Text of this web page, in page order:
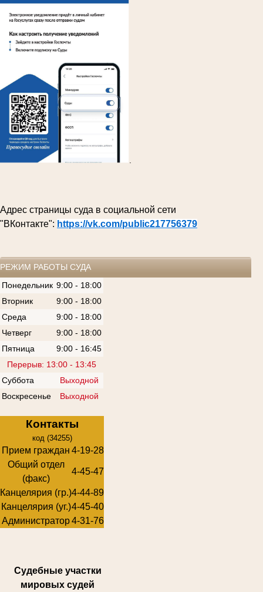
Адрес страницы суда в социальной сети
"ВКонтакте": https://vk.com/public217756379
РЕЖИМ РАБОТЫ СУДА
Понедельник 9:00 - 18:00
Вторник
9:00 - 18:00
Среда
9:00 - 18:00
Четверг
9:00 - 18:00
Пятница
9:00 - 16:45
Перерыв: 13:00 - 13:45
Суббота
Выходной
Воскресенье
Выходной
Контакты
код (34255)
Прием граждан 4-19-28
Общий отдел
(факс)
4-45-47
Канцелярия (гр.)4-44-89
Канцелярия (уг.)4-45-40
Администратор4-31-76
Судебные участки
мировых судей